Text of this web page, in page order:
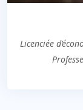
Licenciée